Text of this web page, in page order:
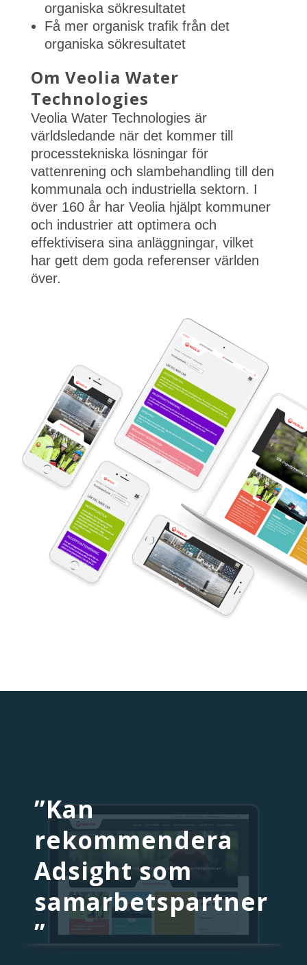
organiska sökresultatet
Få mer organisk trafik från det
organiska sökresultatet
Om Veolia Water
Technologies
Veolia Water Technologies är
världsledande när det kommer till
processtekniska lösningar för
vattenrening och slambehandling till den
kommunala och industriella sektorn. I
över 160 år har Veolia hjälpt kommuner
och industrier att optimera och
effektivisera sina anläggningar, vilket
har gett dem goda referenser världen
över.
”Kan
rekommendera
Adsight som
samarbetspartner
”